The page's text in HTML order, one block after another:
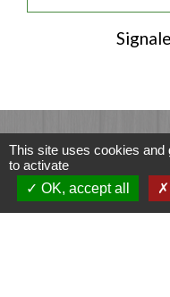
Commune
14 rue de
This site uses cookies
to activate
OK, accept all